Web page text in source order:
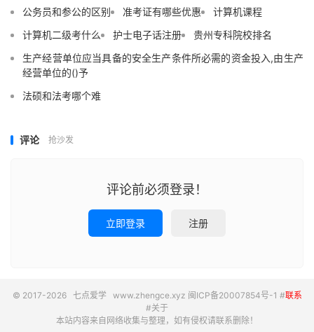
公务员和参公的区别
准考证有哪些优惠
计算机课程
计算机二级考什么
护士电子话注册
贵州专科院校排名
生产经营单位应当具备的安全生产条件所必需的资金投入,由生产
经营单位的()予
法硕和法考哪个难
评论 抢沙发
评论前必须登录！
立即登录 注册
© 2017-2026 七点爱学www.zhengce.xyz 闽ICP备20007854号-1 #联系
#关于
本站内容来自网络收集与整理，如有侵权请联系删除！